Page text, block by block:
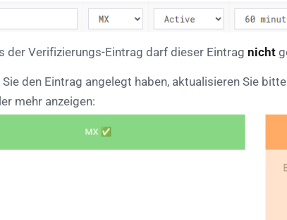
der Verifizierungs-Eintrag darf dieser Eintrag nicht
den Eintrag angelegt haben, aktualisieren Sie
mehr anzeigen: